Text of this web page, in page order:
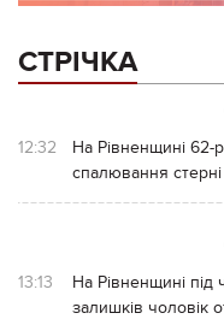
СТРІЧКА
12:32
На Рівненщині 62-
спалювання
13:13
На Рівненщині під
залишків чоловік